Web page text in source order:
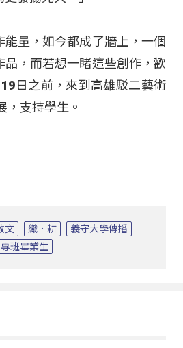
能量，如今都成了牆上，一個
品，而若想一睹這些創作，歡
日之前，來到高雄駁二藝術
，支持學生。
文 織．耕
義守大學傳播
班畢業生